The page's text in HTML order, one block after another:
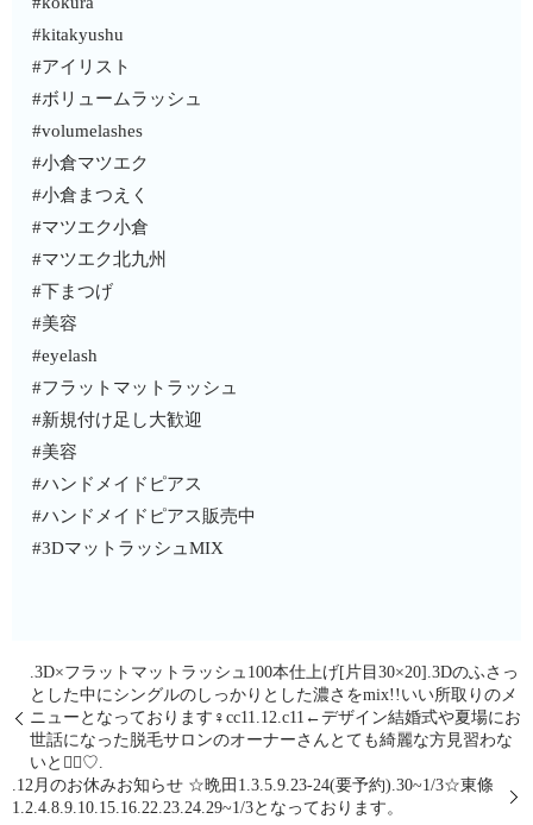
#kitakyushu
#アイリスト
#ボリュームラッシュ
#volumelashes
#小倉マツエク
#小倉まつえく
#マツエク小倉
#マツエク北九州
#下まつげ
#美容
#eyelash
#フラットマットラッシュ
#新規付け足し大歓迎
#美容
#ハンドメイドピアス
#ハンドメイドピアス販売中
#3DマットラッシュMIX
.3D×フラットマットラッシュ100本仕上げ[片目30×20].3Dのふさっ
とした中にシングルのしっかりとした濃さをmix!!いい所取りのメ
ニューとなっております‍♀️cc11.12.c11←デザイン結婚式や夏場にお
世話になった脱毛サロンのオーナーさん️とても綺麗な方見習わな
いと🤦‍♀️♡.
.12月のお休みお知らせ︎︎ ☆晩田1.3.5.9.23-24(要予約).30~1/3☆東條
1.2.4.8.9.10.15.16.22.23.24.29~1/3となっております。